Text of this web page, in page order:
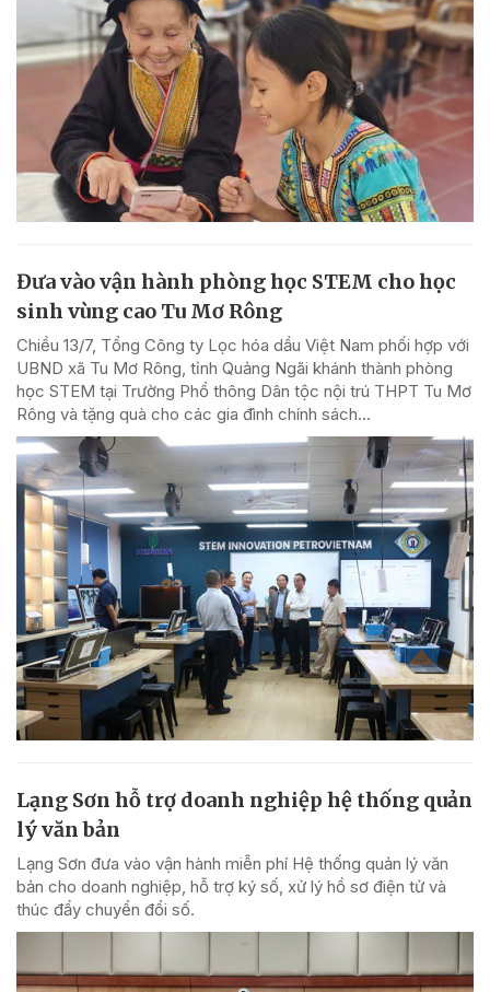
Đưa vào vận hành phòng học STEM cho học
sinh vùng cao Tu Mơ Rông
Chiều 13/7, Tổng Công ty Lọc hóa dầu Việt Nam phối hợp với
UBND xã Tu Mơ Rông, tỉnh Quảng Ngãi khánh thành phòng
học STEM tại Trường Phổ thông Dân tộc nội trú THPT Tu Mơ
Rông và tặng quà cho các gia đình chính sách...
Lạng Sơn hỗ trợ doanh nghiệp hệ thống quản
lý văn bản
Lạng Sơn đưa vào vận hành miễn phí Hệ thống quản lý văn
bản cho doanh nghiệp, hỗ trợ ký số, xử lý hồ sơ điện tử và
thúc đẩy chuyển đổi số.